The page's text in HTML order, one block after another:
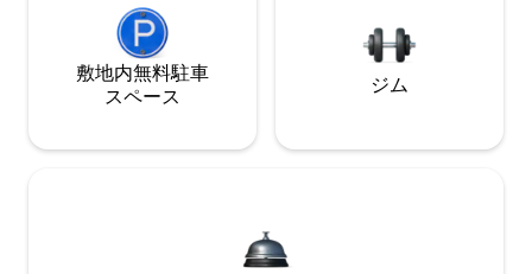
敷地内無料駐⁠車
ス⁠ペ⁠ー⁠ス
ジム